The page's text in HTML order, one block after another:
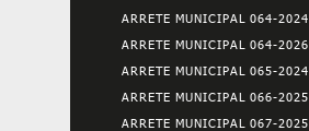
ARRETE MUNICIPAL 064-2024
ARRETE MUNICIPAL 064-2026
ARRETE MUNICIPAL 065-2024
ARRETE MUNICIPAL 066-2025
ARRETE MUNICIPAL 067-2025